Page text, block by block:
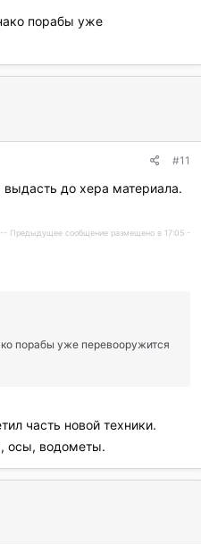
порабы уже
#11
до хера материала.
сообщение размещено в 17:05 -
порабы уже перевооружится
часть новой техники.
осы, водометы.